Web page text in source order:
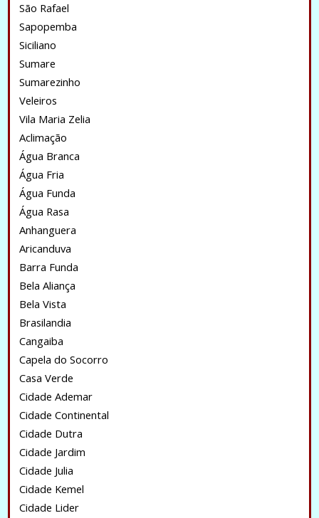
São Rafael
Sapopemba
Siciliano
Sumare
Sumarezinho
Veleiros
Vila Maria Zelia
Aclimação
Água Branca
Água Fria
Água Funda
Água Rasa
Anhanguera
Aricanduva
Barra Funda
Bela Aliança
Bela Vista
Brasilandia
Cangaiba
Capela do Socorro
Casa Verde
Cidade Ademar
Cidade Continental
Cidade Dutra
Cidade Jardim
Cidade Julia
Cidade Kemel
Cidade Lider